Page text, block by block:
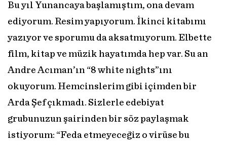
Bu yıl Yunancaya başlamıştım, ona devam
ediyorum. Resim yapıyorum. İkinci kitabımı
yazıyor ve sporumu da aksatmıyorum. Elbette
film, kitap ve müzik hayatımda hep var. Su an
Andre Acıman’ın “8 white nights”ını
okuyorum. Hemcinslerim gibi içimden bir
Arda Şef çıkmadı. Sizlerle edebiyat
grubunuzun şairinden bir söz paylaşmak
istiyorum: “Feda etmeyeceğiz o virüse bu